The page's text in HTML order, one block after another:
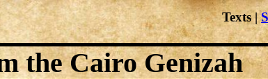
the Cairo Genizah
Texts|